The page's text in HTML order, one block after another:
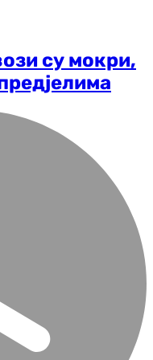
су мокри,